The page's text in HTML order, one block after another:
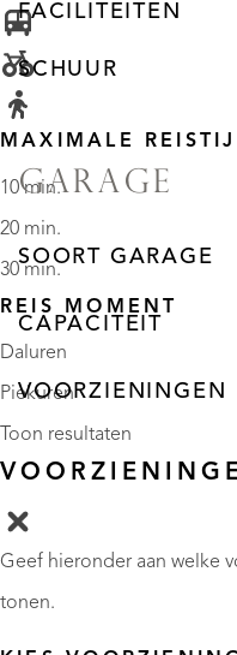
FACILITEITEN
SCHUUR
GARAGE
SOORT GARAGE
CAPACITEIT
VOORZIENINGEN
MAXIMALE
10 min.
20 min.
30 min.
REIS MOMENT
Daluren
Piekuren
Toon resultaten
Geef hieronder aan welke
tonen.